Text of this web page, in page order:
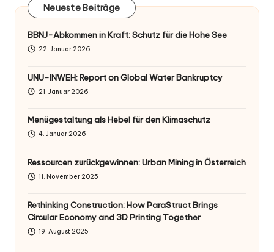
Neueste Beiträge
BBNJ-Abkommen in Kraft: Schutz für die Hohe See
22. Januar 2026
UNU-INWEH: Report on Global Water Bankruptcy
21. Januar 2026
Menügestaltung als Hebel für den Klimaschutz
4. Januar 2026
Ressourcen zurückgewinnen: Urban Mining in Österreich
11. November 2025
Rethinking Construction: How ParaStruct Brings
Circular Economy and 3D Printing Together
19. August 2025